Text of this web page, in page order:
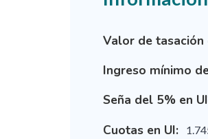
Valor de tasación
Ingreso mínimo
Seña del 5% en
Cuotas en UI: